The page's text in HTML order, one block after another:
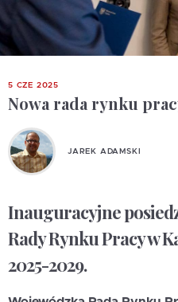
5 CZE 2025
Nowa rada rynku
JAREK ADAMSKI
Inauguracyjne
Rady Rynku Pracy w
2025-2029.